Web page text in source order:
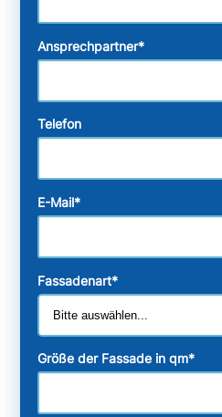
Ansprechpartner*
Telefon
E-Mail*
Fassadenart*
Größe der Fassade in qm*